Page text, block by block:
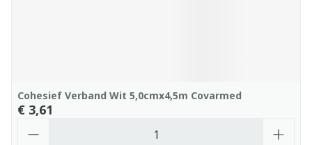
Cohesief Verband Wit 5,0cmx4,5m Covarmed
€ 3,61